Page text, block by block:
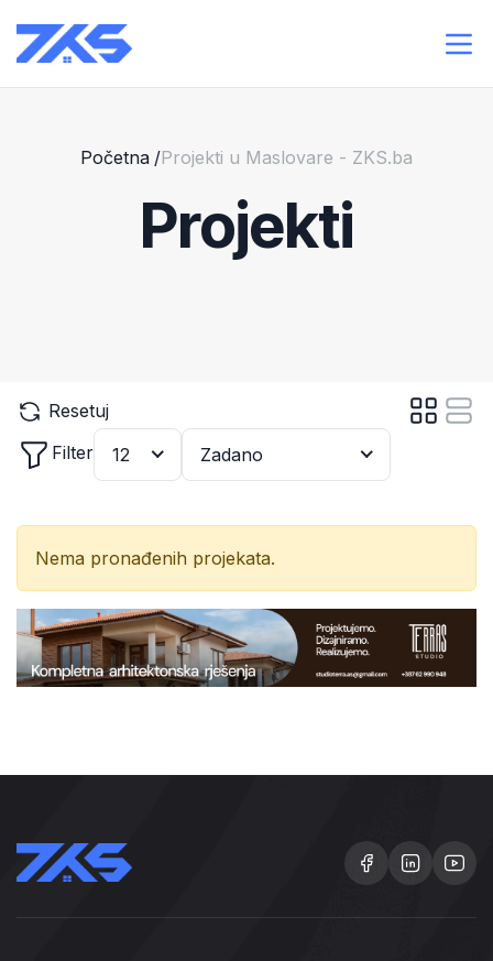
Početna /Projekti u Maslovare - ZKS.ba
Projekti
Resetuj
Filter
12 Zadano
Nema pronađenih projekata.